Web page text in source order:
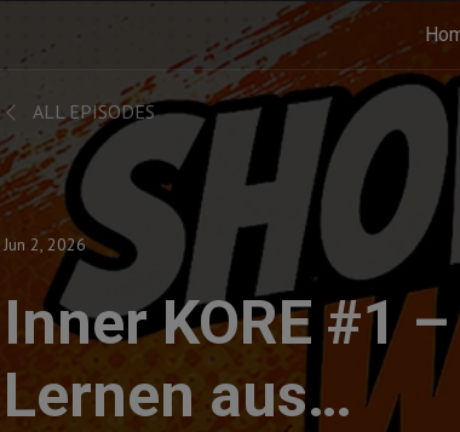
ALL EPISODES
Jun 2, 2026
Inner KORE #1 –
Lernen aus